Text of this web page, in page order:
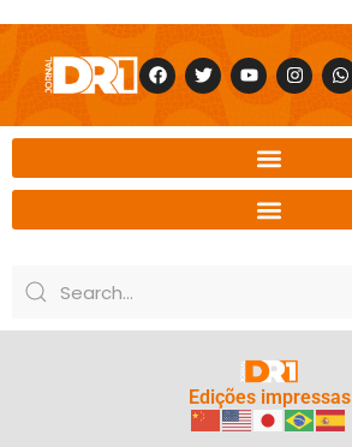
Edições impressas